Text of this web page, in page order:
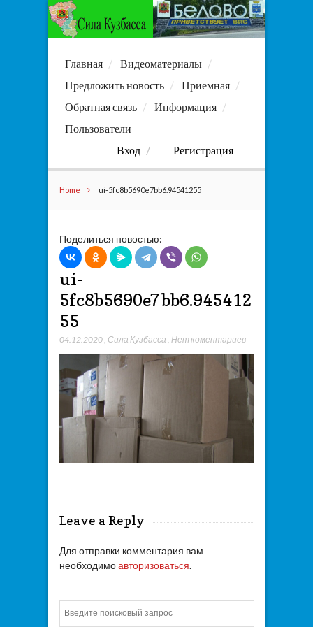
Главная
Видеоматериалы
Предложить новость
Приемная
Обратная связь
Информация
Пользователи
Вход
Регистрация
Home ui-5fc8b5690e7bb6.94541255
Поделиться новостью:
ui-
5fc8b5690e7bb6.945412
55
04.12.2020, Сила Кузбасса Нет коментариев
Leave a Reply
Для отправки комментария вам
необходимоавторизоваться.